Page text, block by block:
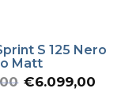
S 125 Nero
Matt
€6.099,00